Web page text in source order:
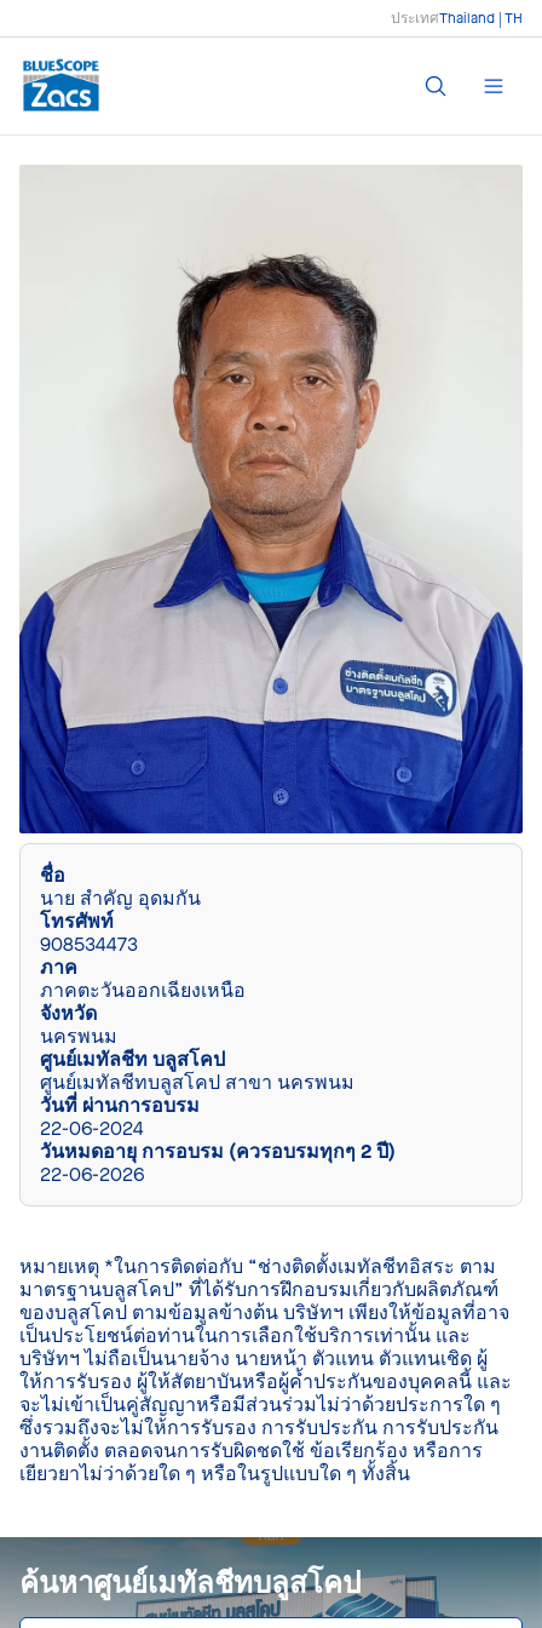
ประเทศThailand | TH
ชื่อ
นาย สำคัญ อุดมกัน
โทรศัพท์
908534473
ภาค
ภาคตะวันออกเฉียงเหนือ
จังหวัด
นครพนม
ศูนย์เมทัลชีท บลูสโคป
ศูนย์เมทัลชีทบลูสโคป สาขา นครพนม
วันที่ ผ่านการอบรม
22-06-2024
วันหมดอายุ การอบรม (ควรอบรมทุกๆ 2 ปี)
22-06-2026
หมายเหตุ *ในการติดต่อกับ “ช่างติดตั้งเมทัลชีทอิสระ ตาม
มาตรฐานบลูสโคป” ที่ได้รับการฝึกอบรมเกี่ยวกับผลิตภัณฑ์
ของบลูสโคป ตามข้อมูลข้างต้น บริษัทฯ เพียงให้ข้อมูลที่อาจ
เป็นประโยชน์ต่อท่านในการเลือกใช้บริการเท่านั้น และ
บริษัทฯ ไม่ถือเป็นนายจ้าง นายหน้า ตัวแทน ตัวแทนเชิด ผู้
ให้การรับรอง ผู้ให้สัตยาบันหรือผู้ค้ำประกันของบุคคลนี้ และ
จะไม่เข้าเป็นคู่สัญญาหรือมีส่วนร่วมไม่ว่าด้วยประการใด ๆ
ซึ่งรวมถึงจะไม่ให้การรับรอง การรับประกัน การรับประกัน
งานติดตั้ง ตลอดจนการรับผิดชดใช้ ข้อเรียกร้อง หรือการ
เยียวยาไม่ว่าด้วยใด ๆ หรือในรูปแบบใด ๆ ทั้งสิ้น
ค้นหาศูนย์เมทัลชีทบลูสโคป